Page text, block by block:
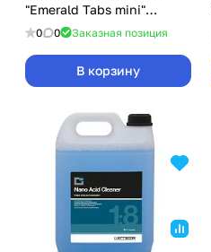
"Emerald Tabs mini"
(таблетки 100шт)
0 0 Заказная позиция
В корзину